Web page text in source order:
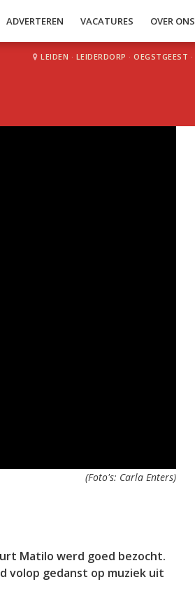
ADVERTEREN VACATURES OVER ONS
LEIDEN · LEIDERDORP · OEGSTGEEST ·
(Foto's: Carla Enters)
Matilo werd goed bezocht.
volop gedanst op muziek uit